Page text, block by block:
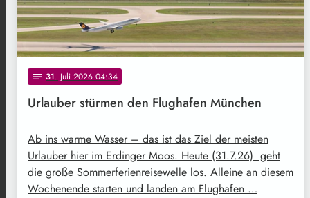
notes 31. Juli 2026 04:34
Urlauber stürmen den Flughafen München
Ab ins warme Wasser – das ist das Ziel der meisten
Urlauber hier im Erdinger Moos. Heute (31.7.26) geht
die große Sommerferienreisewelle los. Alleine an diesem
Wochenende starten und landen am Flughafen …